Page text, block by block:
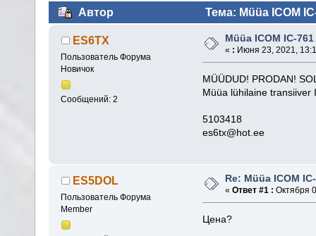
Автор Тема: Müüa ICOM
ES6TX
Пользователь Форума
Новичок
Сообщений: 2
Müüa ICOM IC-
« : Июня 23, 2021,
MÜÜDUD! PRODAN!
Müüa lühilaine transiiver
5103418
es6tx@hot.ee
ES5DOL
Пользователь Форума
Member
Re: Müüa ICOM
«Ответ #1 : Октября
Цена?